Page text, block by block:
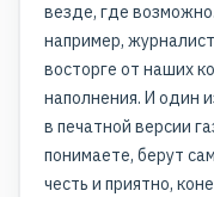
везде, где
например,
восторге от наших
наполнения. И один
в печатной версии
понимаете, берут
честь и приятно,